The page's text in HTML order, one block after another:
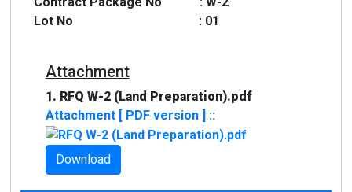
Lot No : 01
Attachment
1. RFQ W-2 (Land Preparation).pdf
Attachment [ PDF version ] ::
Download